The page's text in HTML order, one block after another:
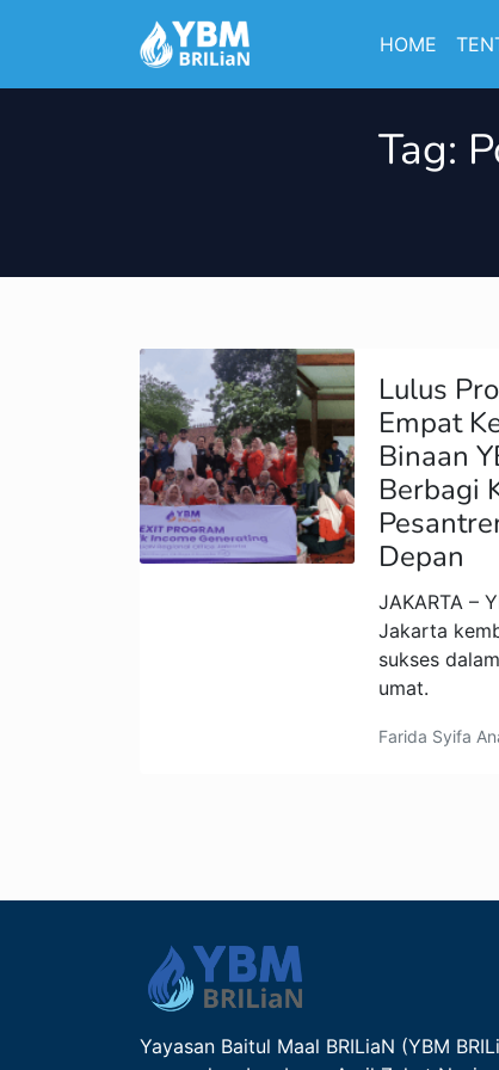
HOME
Tag:
Lulus
Empat
Binaan
Berbagi
Depan
JAKARTA –
Jakarta
sukses
umat.
Farida Syifa
Yayasan Baitul Maal BRILiaN (YBM